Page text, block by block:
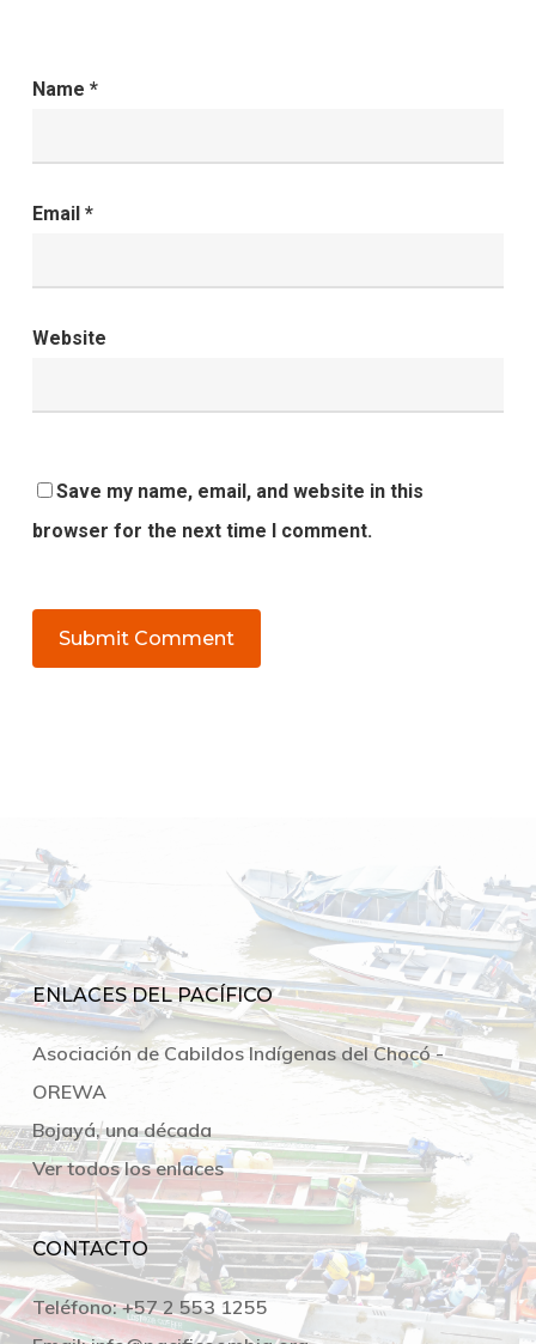
Name *
Email *
Website
Save my name, email, and website in this
browser for the next time I comment.
ENLACES DEL PACÍFICO
Asociación de Cabildos Indígenas del Chocó -
OREWA
Bojayá, una década
Ver todos los enlaces
CONTACTO
Teléfono:+57 2 553 1255